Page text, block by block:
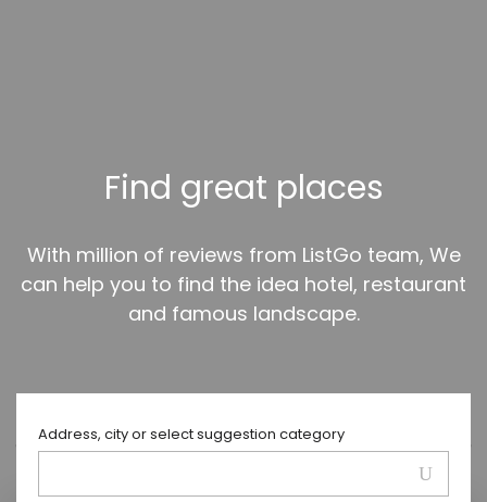
Find great places
With million of reviews from ListGo team, We
can help you to find the idea hotel, restaurant
and famous landscape.
Address, city or select suggestion category